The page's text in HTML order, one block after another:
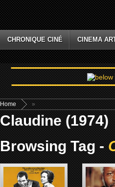
CHRONIQUE CINÉ CINEMA
Home »
Claudine (1974)
Browsing Tag -